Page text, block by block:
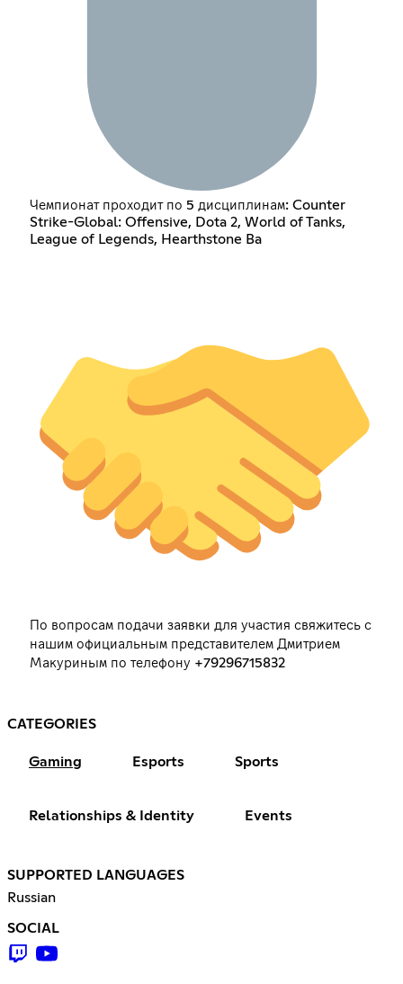
Чемпионат проходит по 5 дисциплинам: Counter
Strike-Global: Offensive, Dota 2, World of Tanks,
League of Legends, Hearthstone Ba
По вопросам подачи заявки для участия свяжитесь с
нашим официальным представителем Дмитрием
Макуриным по телефону +79296715832
CATEGORIES
Gaming Esports Sports
Relationships & Identity Events
SUPPORTED LANGUAGES
Russian
SOCIAL